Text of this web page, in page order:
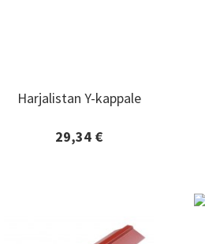
Harjalistan Y-kappale
29,34 €
Harjalistan Y-kappale
Lisätiedot ja